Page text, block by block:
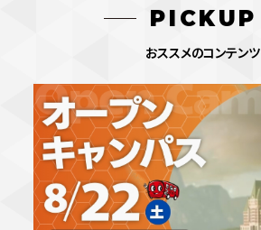
PICKUP
おススメのコンテンツ